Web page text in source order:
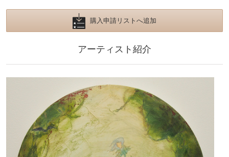
購入申請リストへ追加
アーティスト紹介